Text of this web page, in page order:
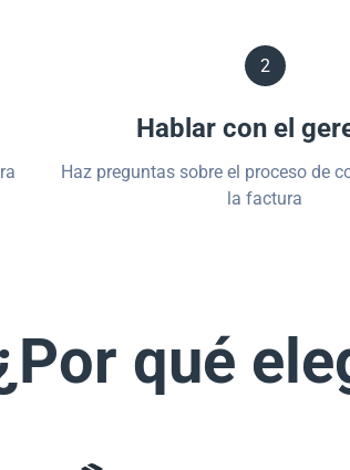
2
Hablar con el
Haz preguntas sobre el proceso de
la factura
qué